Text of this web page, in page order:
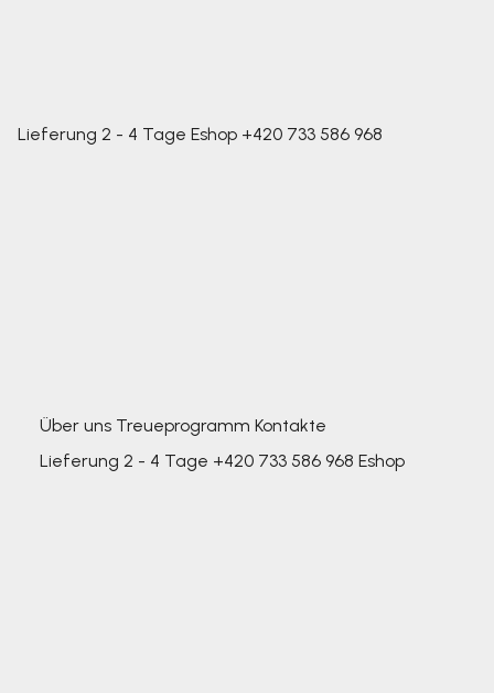
Lieferung 2 - 4 Tage Eshop +420 733 586 968
Über uns Treueprogramm Kontakte
Lieferung 2 - 4 Tage +420 733 586 968 Eshop